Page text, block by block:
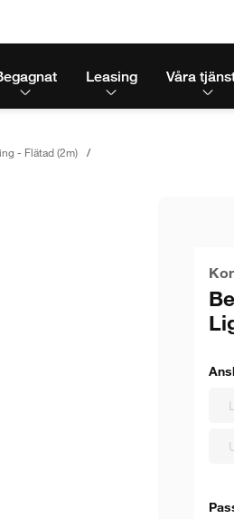
Leasing Våra
- Flätad (2m)